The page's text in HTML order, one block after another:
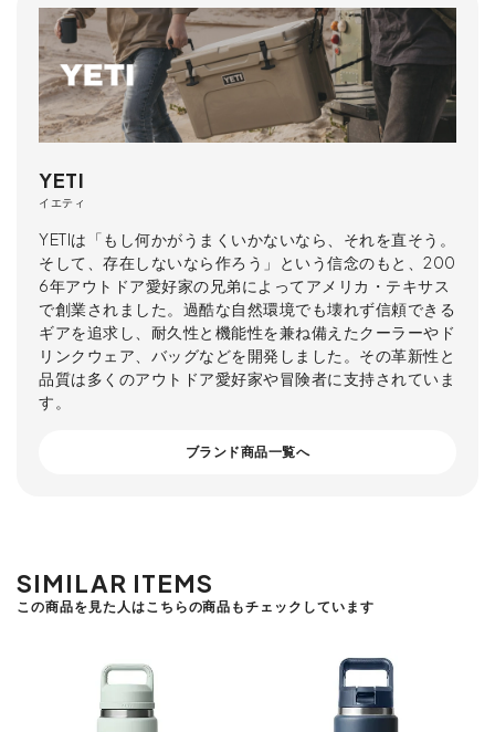
YETI
イエティ
YETIは「もし何かがうまくいかないなら、それを直そう。
そして、存在しないなら作ろう」という信念のもと、200
6年アウトドア愛好家の兄弟によってアメリカ・テキサス
で創業されました。過酷な自然環境でも壊れず信頼できる
ギアを追求し、耐久性と機能性を兼ね備えたクーラーやド
リンクウェア、バッグなどを開発しました。その革新性と
品質は多くのアウトドア愛好家や冒険者に支持されていま
す。
ブランド商品一覧へ
SIMILAR ITEMS
この商品を見た人はこちらの商品もチェックしています